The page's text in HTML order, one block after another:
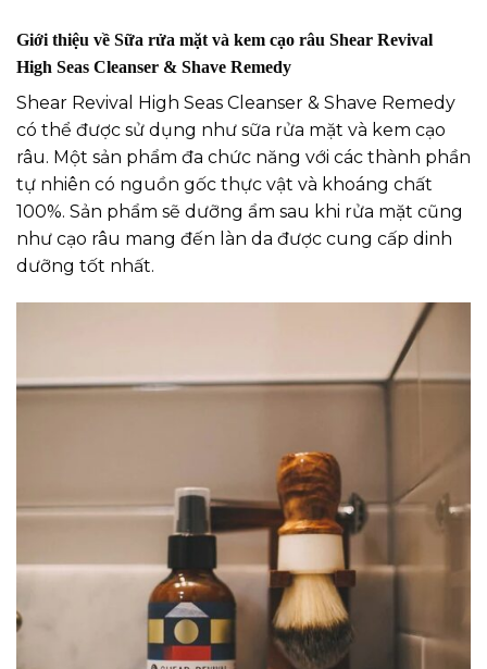
Giới thiệu về Sữa rửa mặt và kem cạo râu Shear Revival
High Seas Cleanser & Shave Remedy
Shear Revival High Seas Cleanser & Shave Remedy
có thể được sử dụng như sữa rửa mặt và kem cạo
râu. Một sản phẩm đa chức năng với các thành phần
tự nhiên có nguồn gốc thực vật và khoáng chất
100%. Sản phẩm sẽ dưỡng ẩm sau khi rửa mặt cũng
như cạo râu mang đến làn da được cung cấp dinh
dưỡng tốt nhất.